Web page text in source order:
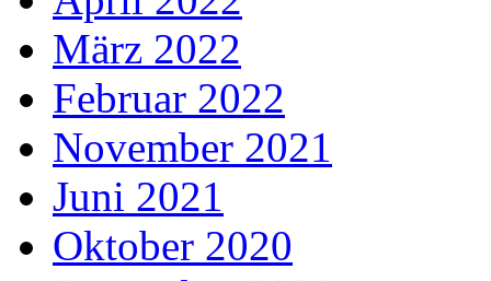
März 2022
Februar 2022
November 2021
Juni 2021
Oktober 2020